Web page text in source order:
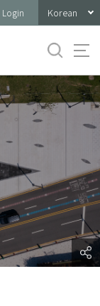
Login Korean